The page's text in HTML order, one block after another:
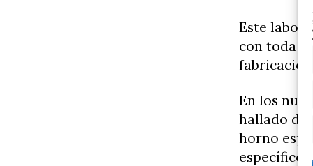
Este
con toda
En los
hallado
horno